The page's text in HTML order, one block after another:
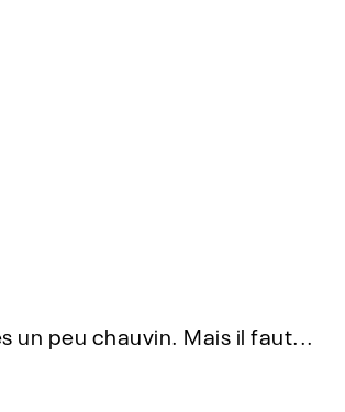
peu chauvin. Mais il faut...